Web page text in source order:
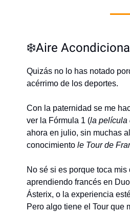
❄️Aire
Quizás no lo has notado
acérrimo de los deportes.
Con la paternidad se me
ver la Fórmula 1 (la película
ahora en julio, sin muchas
conocimiento le Tour de
No sé si es porque toca
aprendiendo francés en
Ásterix, o la experiencia
Pero algo tiene el Tour que